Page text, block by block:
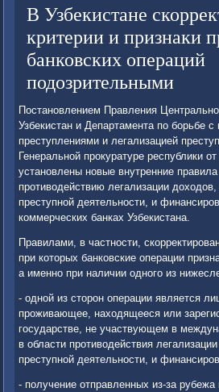
В Узбекистане
критерии и признаки
банковских операций
подозрительными
Постановлением Правления
Узбекистан и Департамента по борьбе
преступлениями и легализацией
Генеральной прокуратуре республики
установлены новые внутренние
противодействию легализации
преступной деятельности, и
коммерческих банках Узбекистана.
Правилами, в частности,
при которых банковские операции
а именно при наличии одного из
- одной из сторон операции является
проживающее, находящееся или
государстве, не участвующем в
в области противодействия
преступной деятельности, и
- получение отправленных из-за